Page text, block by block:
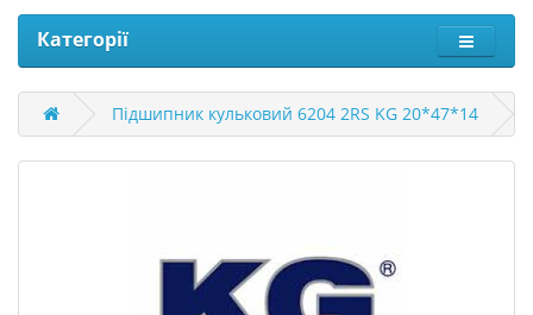
Категорії
Підшипник кульковий 6204 2RS KG 20*47*14